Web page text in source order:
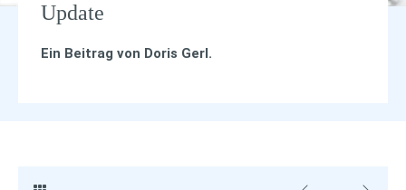
Update
Ein Beitrag von Doris Gerl.